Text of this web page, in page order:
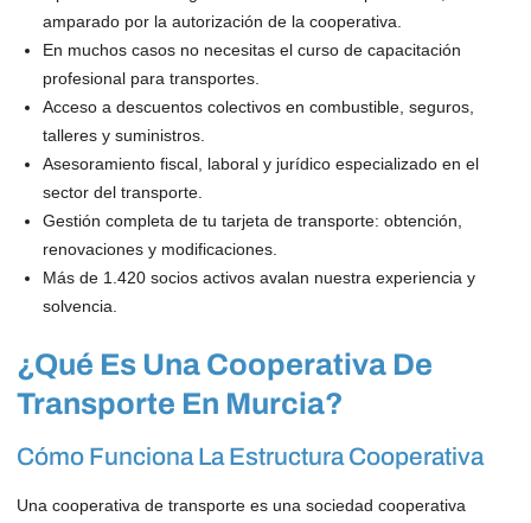
amparado por la autorización de la cooperativa.
En muchos casos no necesitas el curso de capacitación
profesional para transportes.
Acceso a descuentos colectivos en combustible, seguros,
talleres y suministros.
Asesoramiento fiscal, laboral y jurídico especializado en el
sector del transporte.
Gestión completa de tu tarjeta de transporte: obtención,
renovaciones y modificaciones.
Más de 1.420 socios activos avalan nuestra experiencia y
solvencia.
¿Qué Es Una Cooperativa De
Transporte En Murcia?
Cómo Funciona La Estructura Cooperativa
Una cooperativa de transporte es una sociedad cooperativa